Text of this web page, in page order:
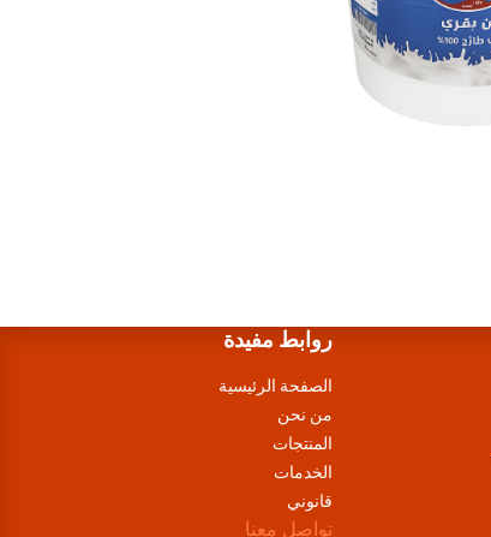
روابط مفيدة
الصفحة الرئيسية
من نحن
المنتجات
الخدمات
قانوني
تواصل معنا